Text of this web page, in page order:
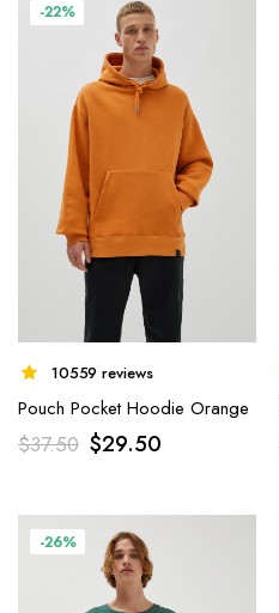
-22%
10559 reviews
Pouch Pocket Hoodie Orange
$37.50 $29.50
-26%